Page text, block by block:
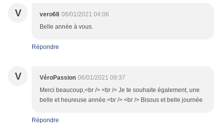
V vero68 08/01/2021 04:06
Belle année à vous.
Répondre
V VéroPassion 06/01/2021 09:37
Merci beaucoup,<br /> <br /> Je te souhaite également, une
belle et heureuse année.<br /> <br /> Bisous et belle journée
Répondre